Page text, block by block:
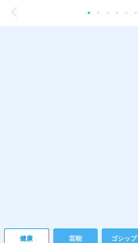
健康 芸能 ゴシップ